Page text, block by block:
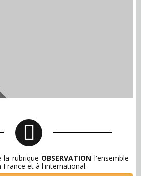
la rubrique OBSERVATION l'ensemble
France et à l'international.